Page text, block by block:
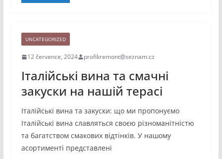
UNCATEGORIZED
12 července, 2024 profikremont@seznam.cz
Італійські вина та смачні
закуски на нашій терасі
Італійські вина та закуски: що ми пропонуємо
Італійські вина славляться своєю різноманітністю
та багатством смакових відтінків. У нашому
асортименті представлені